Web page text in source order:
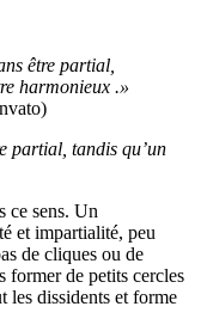
être partial,
harmonieux .»
partial, tandis qu’un
ce sens. Un
et impartialité, peu
de cliques ou de
former de petits cercles
les dissidents et forme